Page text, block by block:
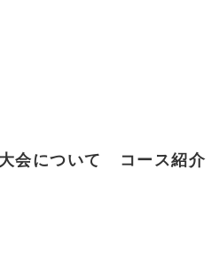
大会について コース紹介